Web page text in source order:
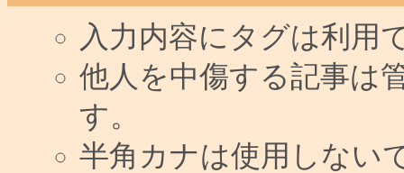
入力内容にタグは利用
他人を中傷する記事は
す。
半角カナは使用しない